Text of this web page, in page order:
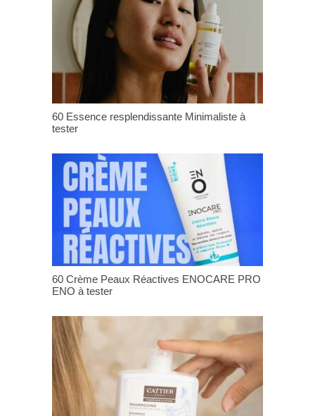
60 Essence resplendissante Minimaliste à
tester
60 Crème Peaux Réactives ENOCARE PRO
ENO à tester